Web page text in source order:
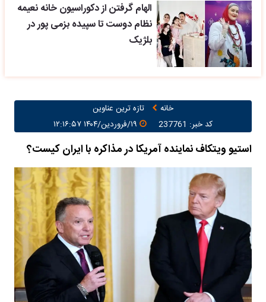
الهام گرفتن از دکوراسیون خانه نعیمه
نظام دوست تا سپیده بزمی پور در
بلژیک
خانه
تازه ترین عناوین
کد خبر: 237761
استیو ویتکاف نماینده آمریکا در مذاکره با ایران کیست؟